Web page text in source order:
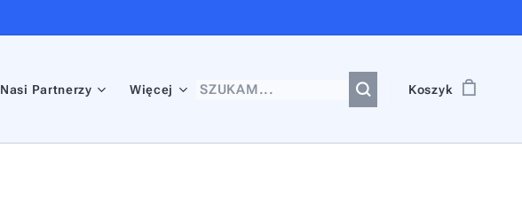
Nasi Partnerzy Więcej Koszyk